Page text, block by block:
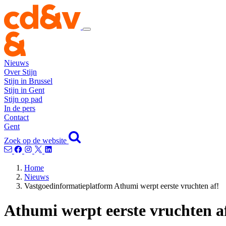
Nieuws
Over Stijn
Stijn in Brussel
Stijn in Gent
Stijn op pad
In de pers
Contact
Gent
Zoek op de website
Home
Nieuws
Vastgoedinformatieplatform Athumi werpt eerste vruchten af!
Athumi werpt eerste vruchten